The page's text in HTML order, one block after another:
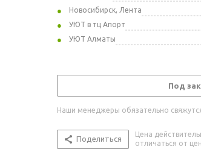
Новосибирск, Лента
УЮТ в тц Апорт
УЮТ Алматы
Под
Наши менеджеры обязательно
Поделиться
Цена
отличаться от